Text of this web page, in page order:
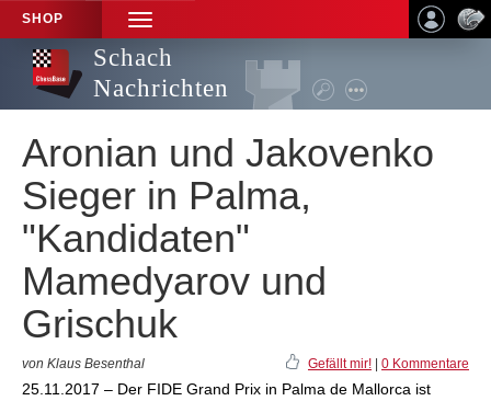
SHOP
TOGGLE
NAVIGATION
Schach
Nachrichten
Aronian und Jakovenko
Sieger in Palma,
"Kandidaten"
Mamedyarov und
Grischuk
von Klaus Besenthal Gefällt mir! 0 Kommentare
25.11.2017 – Der FIDE Grand Prix in Palma de Mallorca ist